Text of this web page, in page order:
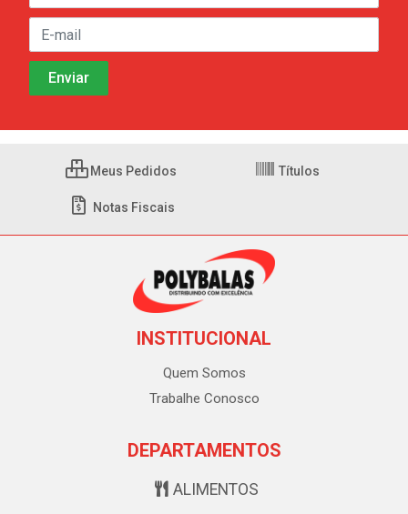
Meus Pedidos Títulos
Notas Fiscais
INSTITUCIONAL
Quem Somos
Trabalhe Conosco
DEPARTAMENTOS
ALIMENTOS